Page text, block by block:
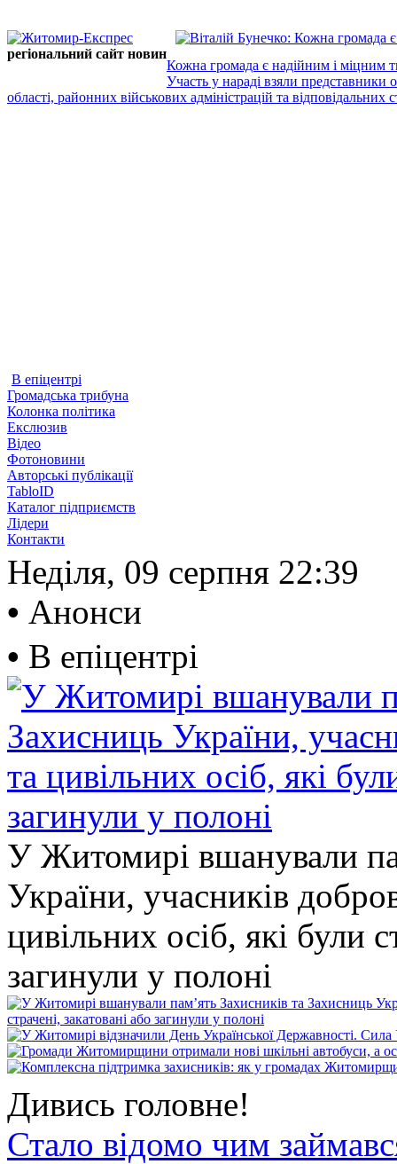
регіональний сайт новин
Кожна громада є надійним і міцним
Участь у нараді взяли представники
області, районних військових адміністрацій та відповідальних
В епіцентрі
Громадська трибуна
Колонка політика
Екслюзив
Відео
Фотоновини
Авторські публікації
TabloID
Каталог підприємств
Лідери
Контакти
Неділя, 09 серпня 22:39
• Анонси
• В епіцентрі
У Житомирі вшанували
України, учасників
цивільних осіб, які були
загинули у полоні
Дивись головне!
Стало відомо чим